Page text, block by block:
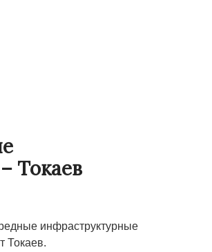
Токаев
инфраструктурные
Токаев.